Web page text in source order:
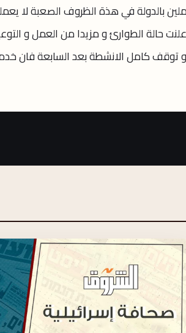
بالدولة في هذة الظروف الصعبة لا
حالة الطوارئ و مزيدا من العمل و
توقف كامل الانشطة بعد السابعة فان